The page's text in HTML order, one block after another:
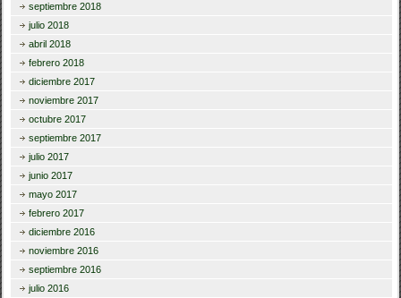
septiembre 2018
julio 2018
abril 2018
febrero 2018
diciembre 2017
noviembre 2017
octubre 2017
septiembre 2017
julio 2017
junio 2017
mayo 2017
febrero 2017
diciembre 2016
noviembre 2016
septiembre 2016
julio 2016